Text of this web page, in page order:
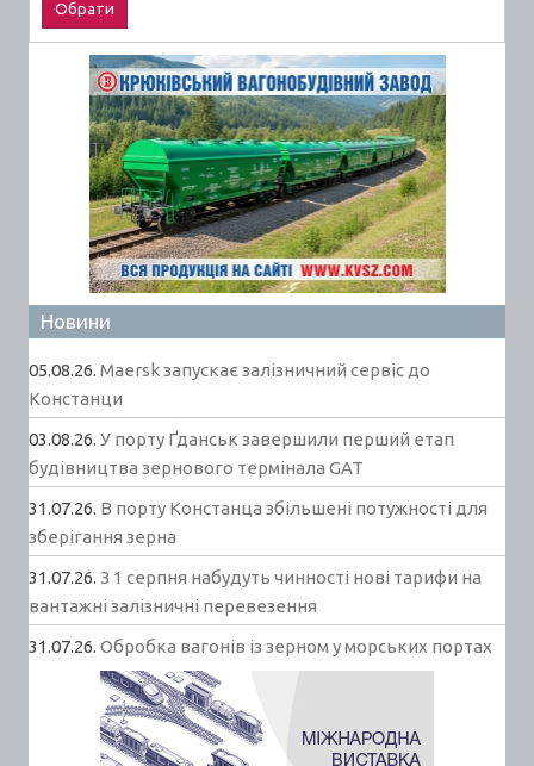
Новини
05.08.26. Maersk запускає залізничний сервіс до
Констанци
03.08.26. У порту Ґданськ завершили перший етап
будівництва зернового термінала GAT
31.07.26. В порту Констанца збільшені потужності для
зберігання зерна
31.07.26. З 1 серпня набудуть чинності нові тарифи на
вантажні залізничні перевезення
31.07.26. Обробка вагонів із зерном у морських портах